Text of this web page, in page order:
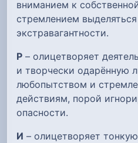
вниманием к
стремлением
экстравагантности.
Р – олицетворяет
и творчески одарённую
любопытством и
действиям, порой
опасности.
И – олицетворяет